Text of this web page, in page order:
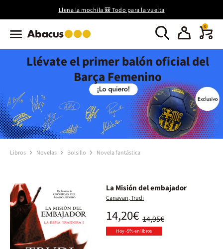
Llena la mochila 🎒 Todo para la vuelta
0
Llévate el primer balón oficial del
Barça Femenino
Libros Novelas Bolsillo Novela fantástica
La Misión del embajador
Canavan, Trudi
14,95€
14,20€
Hoy -5% en libros